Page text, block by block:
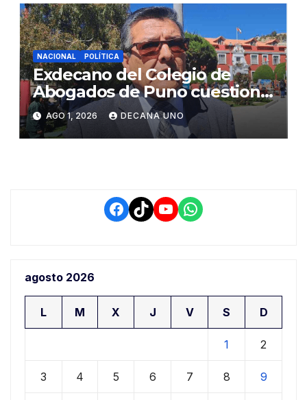
NACIONAL POLÍTICA
Exdecano del Colegio de
Abogados de Puno cuestiona
propuestas sobre seguridad
ciudadana
AGO 1, 2026 DECANA UNO
Facebook
TikTokYouTube
WhatsApp
agosto 2026
L M X J V S D
1 2
3 4 5 6 7 8 9